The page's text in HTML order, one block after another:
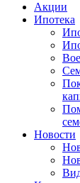
Акции
Ипотека
Новости